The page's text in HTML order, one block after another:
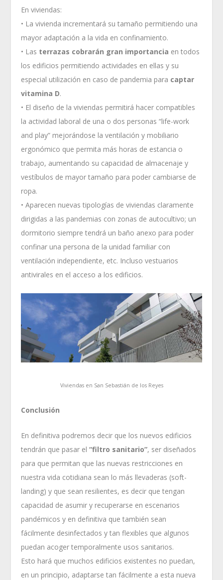
En viviendas:
• La vivienda incrementará su tamaño permitiendo una
mayor adaptación a la vida en confinamiento.
• Las terrazas cobrarán gran importancia en todos
los edificios permitiendo actividades en ellas y su
especial utilización en caso de pandemia para captar
vitamina D.
• El diseño de la viviendas permitirá hacer compatibles
la actividad laboral de una o dos personas “life-work
and play” mejorándose la ventilación y mobiliario
ergonómico que permita más horas de estancia o
trabajo, aumentando su capacidad de almacenaje y
vestíbulos de mayor tamaño para poder cambiarse de
ropa.
• Aparecen nuevas tipologías de viviendas claramente
dirigidas a las pandemias con zonas de autocultivo; un
dormitorio siempre tendrá un baño anexo para poder
confinar una persona de la unidad familiar con
ventilación independiente, etc. Incluso vestuarios
antivirales en el acceso a los edificios.
Viviendas en San Sebastián de los Reyes
Conclusión
En definitiva podremos decir que los nuevos edificios
tendrán que pasar el“filtro sanitario”, ser diseñados
para que permitan que las nuevas restricciones en
nuestra vida cotidiana sean lo más llevaderas (soft-
landing) y que sean resilientes, es decir que tengan
capacidad de asumir y recuperarse en escenarios
pandémicos y en definitiva que también sean
fácilmente desinfectados y tan flexibles que algunos
puedan acoger temporalmente usos sanitarios.
Esto hará que muchos edificios existentes no puedan,
en un principio, adaptarse tan fácilmente a esta nueva